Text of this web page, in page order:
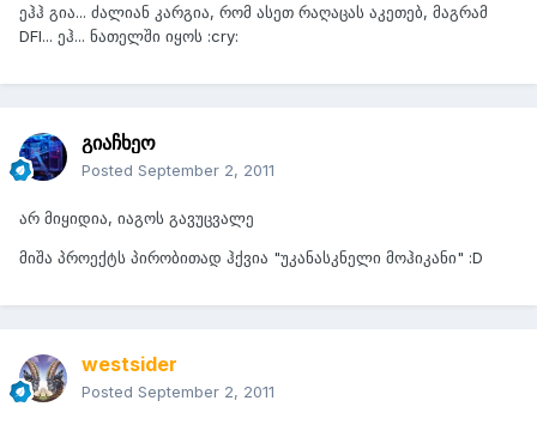
ეჰჰ გია... ძალიან კარგია, რომ ასეთ რაღაცას აკეთებ, მაგრამ
DFI... ეჰ... ნათელში იყოს :cry:
გიაჩხეო
Posted September 2, 2011
არ მიყიდია, იაგოს გავუცვალე
მიშა პროექტს პირობითად ჰქვია "უკანასკნელი მოჰიკანი" :D
westsider
Posted September 2, 2011